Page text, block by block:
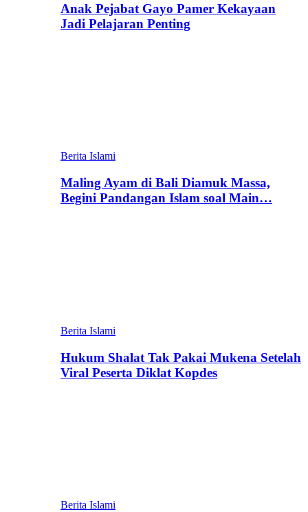
Anak Pejabat Gayo Pamer Kekayaan
Jadi Pelajaran Penting
Berita Islami
Maling Ayam di Bali Diamuk Massa,
Begini Pandangan Islam soal Main…
Berita Islami
Hukum Shalat Tak Pakai Mukena Setelah
Viral Peserta Diklat Kopdes
Berita Islami